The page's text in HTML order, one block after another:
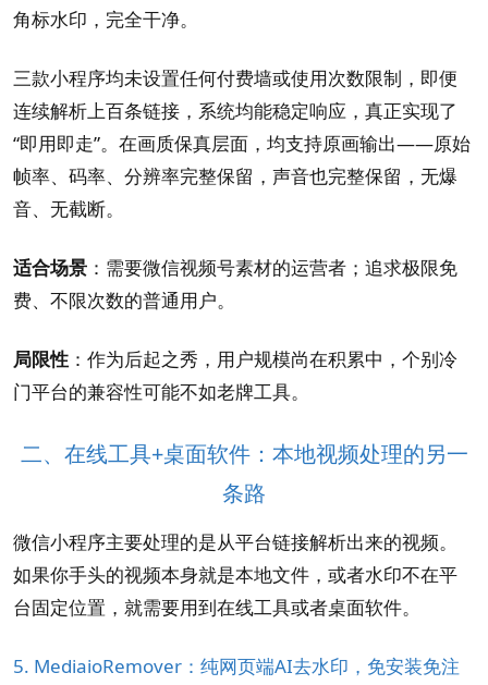
角标水印，完全干净。
三款小程序均未设置任何付费墙或使用次数限制，即便
连续解析上百条链接，系统均能稳定响应，真正实现了
“即用即走”。在画质保真层面，均支持原画输出——原始
帧率、码率、分辨率完整保留，声音也完整保留，无爆
音、无截断。
适合场景 ：需要微信视频号素材的运营者；追求极限免
费、不限次数的普通用户。
局限性 ：作为后起之秀，用户规模尚在积累中，个别冷
门平台的兼容性可能不如老牌工具。
二、在线工具+桌面软件：本地视频处理的另一
条路
微信小程序主要处理的是从平台链接解析出来的视频。
如果你手头的视频本身就是本地文件，或者水印不在平
台固定位置，就需要用到在线工具或者桌面软件。
5. MediaioRemover：纯网页端AI去水印，免安装免注